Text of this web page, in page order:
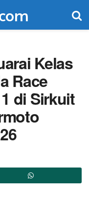
Kelas
Race
di Sirkuit